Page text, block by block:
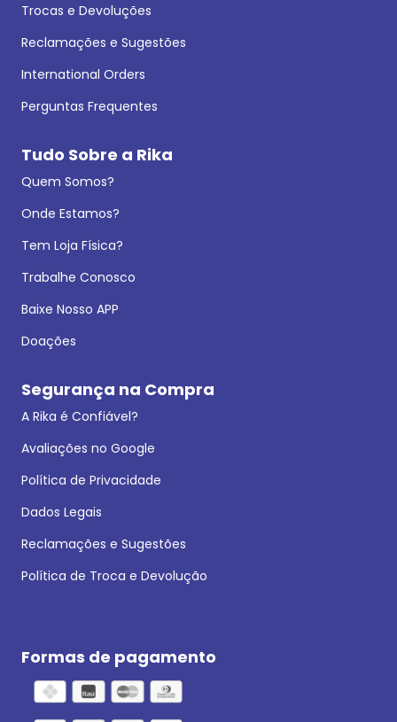
Trocas e Devoluções
Reclamações e Sugestões
International Orders
Perguntas Frequentes
Tudo Sobre a Rika
Quem Somos?
Onde Estamos?
Tem Loja Física?
Trabalhe Conosco
Baixe Nosso APP
Doações
Segurança na Compra
A Rika é Confiável?
Avaliações no Google
Política de Privacidade
Dados Legais
Reclamações e Sugestões
Política de Troca e Devolução
Formas de pagamento